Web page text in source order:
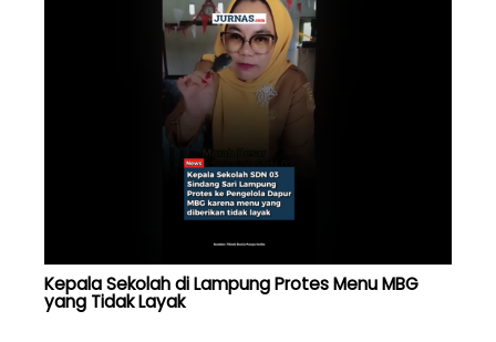
Kepala Sekolah di Lampung Protes Menu MBG
yang Tidak Layak